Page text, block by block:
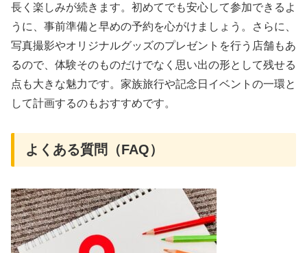
長く楽しみが続きます。初めてでも安心して参加できるよ
うに、事前準備と早めの予約を心がけましょう。さらに、
写真撮影やオリジナルグッズのプレゼントを行う店舗もあ
るので、体験そのものだけでなく思い出の形として残せる
点も大きな魅力です。家族旅行や記念日イベントの一環と
して計画するのもおすすめです。
よくある質問（FAQ）